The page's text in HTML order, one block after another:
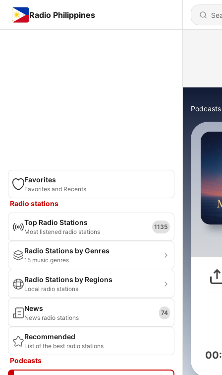
Radio Philippines
Favorites
Favorites and Recents
Radio stations
Top Radio Stations
Most listened radio stations
1135
Radio Stations by Genres
15 music genres
Radio Stations by Regions
Local radio stations
News
News radio stations
74
Recommended
List of the best radio stations
Podcasts
Podcasts